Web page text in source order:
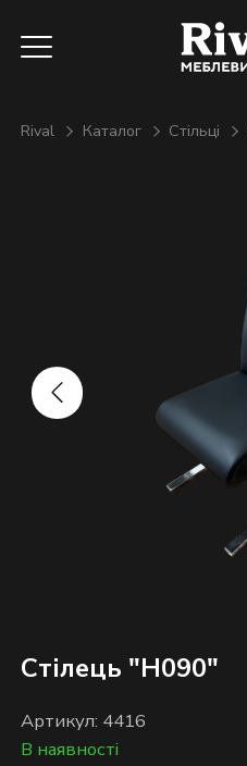
Rival Каталог Стільці
Стілець "Н090"
Артикул: 4416
В наявності